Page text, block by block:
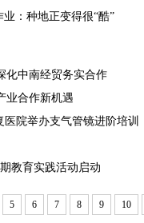
：种地正变得很“酷”
化中南经贸务实合作
业合作新机遇
院举办支气管镜进阶培训
教育实践活动启动
5 6 7 8 9 10